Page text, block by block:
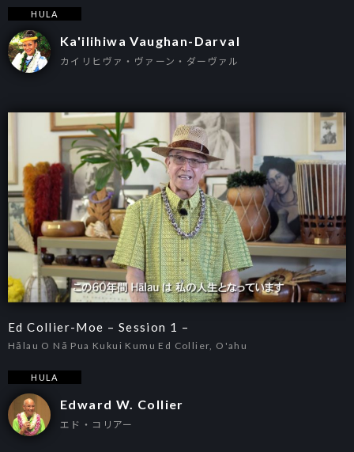
HULA
Ka'ilihiwa Vaughan-Darval
カイリヒヴァ・ヴァーン・ダーヴァル
Ed Collier-Moe – Session 1 –
Hālau O Nā Pua Kukui Kumu Ed Collier, O'ahu
HULA
Edward W. Collier
エド・コリアー